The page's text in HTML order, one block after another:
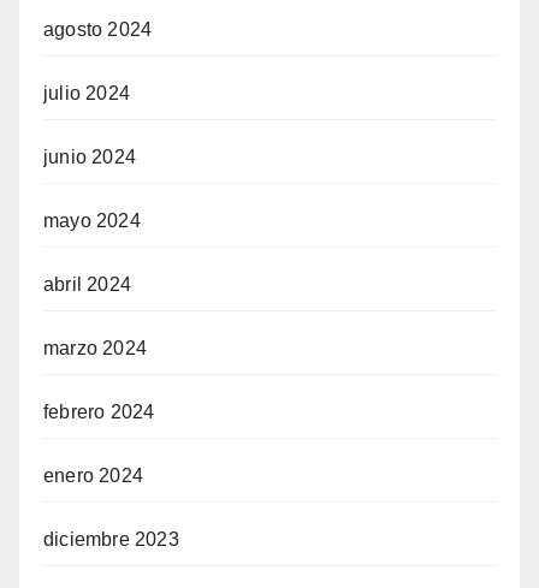
agosto 2024
julio 2024
junio 2024
mayo 2024
abril 2024
marzo 2024
febrero 2024
enero 2024
diciembre 2023